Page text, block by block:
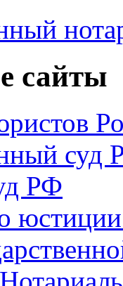
сайты
суд
РФ